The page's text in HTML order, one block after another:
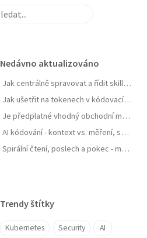
Nedávno aktualizováno
Jak centrálně spravovat a řídit skills pro agenty a zejména jejich samostatné zlepšování
Jak ušetřit na tokenech v kódovacích agentech typu GitHub Copilot
Je předplatné vhodný obchodní model pro AI produkt? Zdražuje AI? Zdražují tokeny? Nebo se jen najíždí na férový model?
AI kódování - kontext vs. měření, software jako paměť, váš software se učit nebudu, OpenClaw a chytrá domácnost
Spirální čtení, poslech a pokec - moje AI workflow pro nasání knihy do mozku
Trendy štítky
Kubernetes Security AI